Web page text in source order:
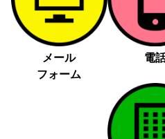
人の生命、身体又は財産の保
て、本人の同意を得る事が困難
公衆衛生の向上又は児童の健
がある場合であって、本人の
国の機関若しくは地方公共団
の定める事務を遂行すること
であって、本人の同意を得る
メール
フォーム
電